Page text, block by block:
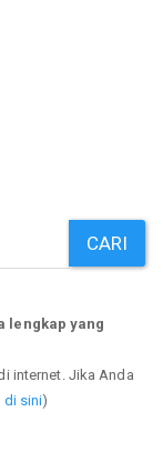
CARI
lengkap yang
internet. Jika Anda
di sini)